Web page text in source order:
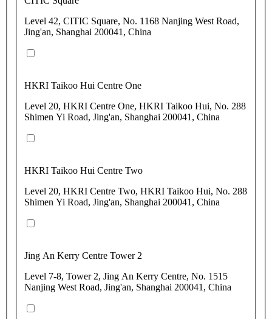
Level 42, CITIC Square, No. 1168 Nanjing West Road,
Jing'an, Shanghai 200041, China
HKRI Taikoo Hui Centre One
Level 20, HKRI Centre One, HKRI Taikoo Hui, No. 288
Shimen Yi Road, Jing'an, Shanghai 200041, China
HKRI Taikoo Hui Centre Two
Level 20, HKRI Centre Two, HKRI Taikoo Hui, No. 288
Shimen Yi Road, Jing'an, Shanghai 200041, China
Jing An Kerry Centre Tower 2
Level 7-8, Tower 2, Jing An Kerry Centre, No. 1515
Nanjing West Road, Jing'an, Shanghai 200041, China